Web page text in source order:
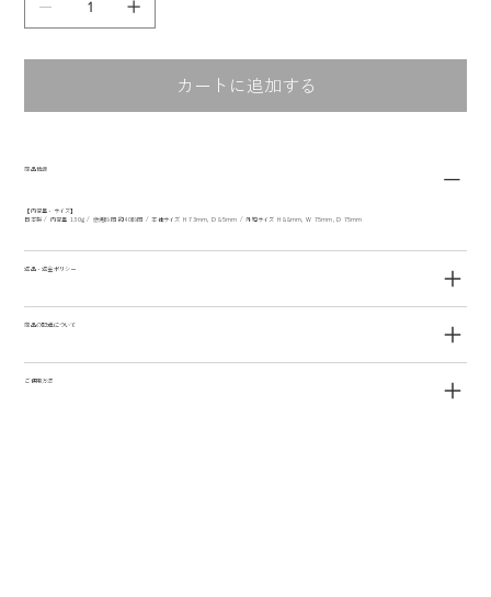
カートに追加する
商品情報
【内容量・サイズ】
日本製 / 内容量 130g / 燃焼時間 約40時間 / 本体サイズ H 73mm, D 85mm / 外箱サイズ H 88mm, W 75mm, D 75mm
返品・返金ポリシー
商品の配送について
ご使用方法